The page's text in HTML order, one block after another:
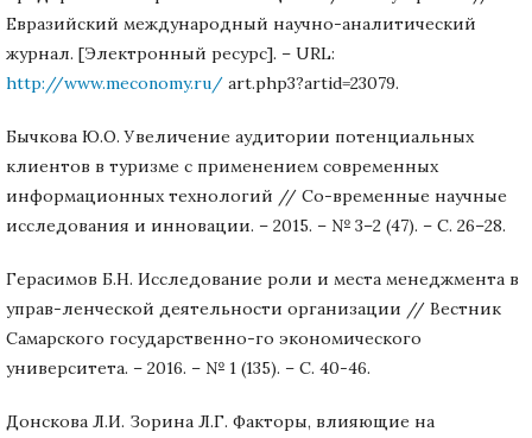
Евразийский международный научно-аналитический
журнал. [Электронный ресурс]. – URL:
http://www.meconomy.ru/ art.php3?artid=23079.
Бычкова Ю.О. Увеличение аудитории потенциальных
клиентов в туризме с применением современных
информационных технологий // Со-временные научные
исследования и инновации. – 2015. – № 3–2 (47). – С. 26–28.
Герасимов Б.Н. Исследование роли и места менеджмента в
управ-ленческой деятельности организации // Вестник
Самарского государственно-го экономического
университета. – 2016. – № 1 (135). – С. 40-46.
Донскова Л.И. Зорина Л.Г. Факторы, влияющие на